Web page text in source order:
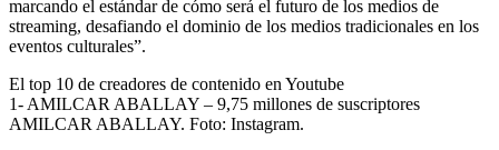
marcando el estándar de cómo será el futuro de los medios de
streaming, desafiando el dominio de los medios tradicionales en los
eventos culturales”.
El top 10 de creadores de contenido en Youtube
1- AMILCAR ABALLAY – 9,75 millones de suscriptores
AMILCAR ABALLAY. Foto: Instagram.